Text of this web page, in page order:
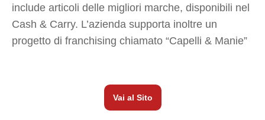
include articoli delle migliori marche, disponibili nel
Cash & Carry. L’azienda supporta inoltre un
progetto di franchising chiamato “Capelli & Manie”
Vai al Sito